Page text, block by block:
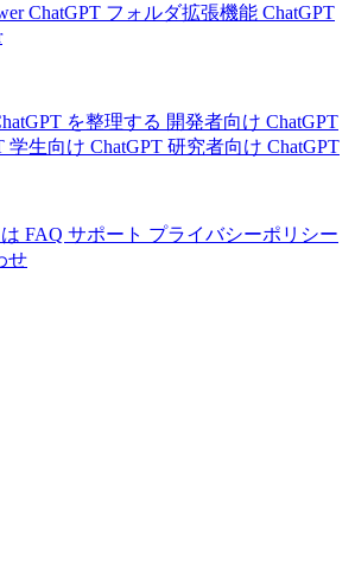
ChatGPT フォルダ拡張機能 ChatGPT
を整理する 開発者向け ChatGPT
学生向け ChatGPT 研究者向け ChatGPT
FAQ サポート プライバシーポリシー
せ